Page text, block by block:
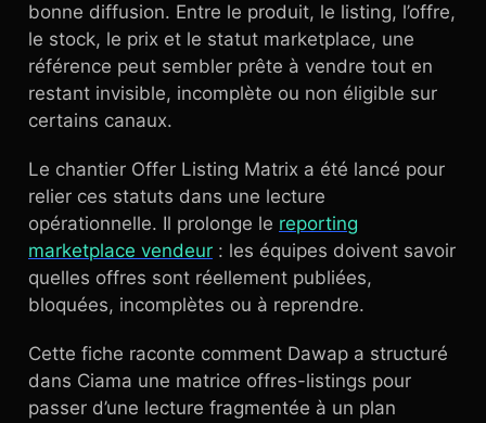
bonne diffusion. Entre le produit, le listing, l’offre,
le stock, le prix et le statut marketplace, une
référence peut sembler prête à vendre tout en
restant invisible, incomplète ou non éligible sur
certains canaux.
Le chantier Offer Listing Matrix a été lancé pour
relier ces statuts dans une lecture
opérationnelle. Il prolonge le reporting
marketplace vendeur : les équipes doivent savoir
quelles offres sont réellement publiées,
bloquées, incomplètes ou à reprendre.
Cette fiche raconte comment Dawap a structuré
dans Ciama une matrice offres-listings pour
passer d’une lecture fragmentée à un plan